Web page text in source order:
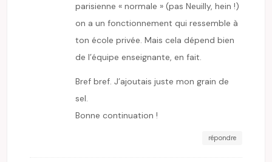
parisienne « normale » (pas Neuilly, hein !)
on a un fonctionnement qui ressemble à
ton école privée. Mais cela dépend bien
de l’équipe enseignante, en fait.
Bref bref. J’ajoutais juste mon grain de
sel.
Bonne continuation !
répondre